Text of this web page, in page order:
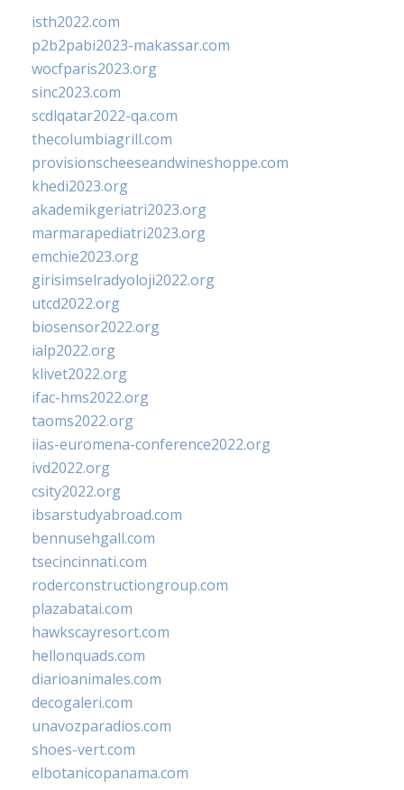
isth2022.com
p2b2pabi2023-makassar.com
wocfparis2023.org
sinc2023.com
scdlqatar2022-qa.com
thecolumbiagrill.com
provisionscheeseandwineshoppe.com
khedi2023.org
akademikgeriatri2023.org
marmarapediatri2023.org
emchie2023.org
girisimselradyoloji2022.org
utcd2022.org
biosensor2022.org
ialp2022.org
klivet2022.org
ifac-hms2022.org
taoms2022.org
iias-euromena-conference2022.org
ivd2022.org
csity2022.org
ibsarstudyabroad.com
bennusehgall.com
tsecincinnati.com
roderconstructiongroup.com
plazabatai.com
hawkscayresort.com
hellonquads.com
diarioanimales.com
decogaleri.com
unavozparadios.com
shoes-vert.com
elbotanicopanama.com